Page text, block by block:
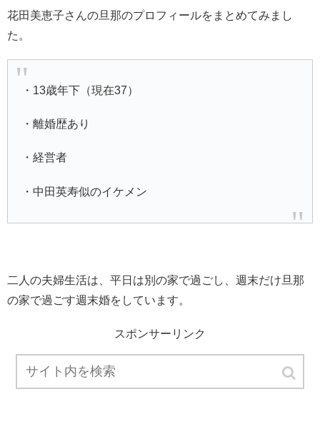
花田美恵子さんの旦那のプロフィールをまとめてみまし
た。
・13歳年下（現在37）
・離婚歴あり
・経営者
・中田英寿似のイケメン
二人の夫婦生活は、平日は別の家で過ごし、週末だけ旦那
の家で過ごす週末婚をしています。
スポンサーリンク